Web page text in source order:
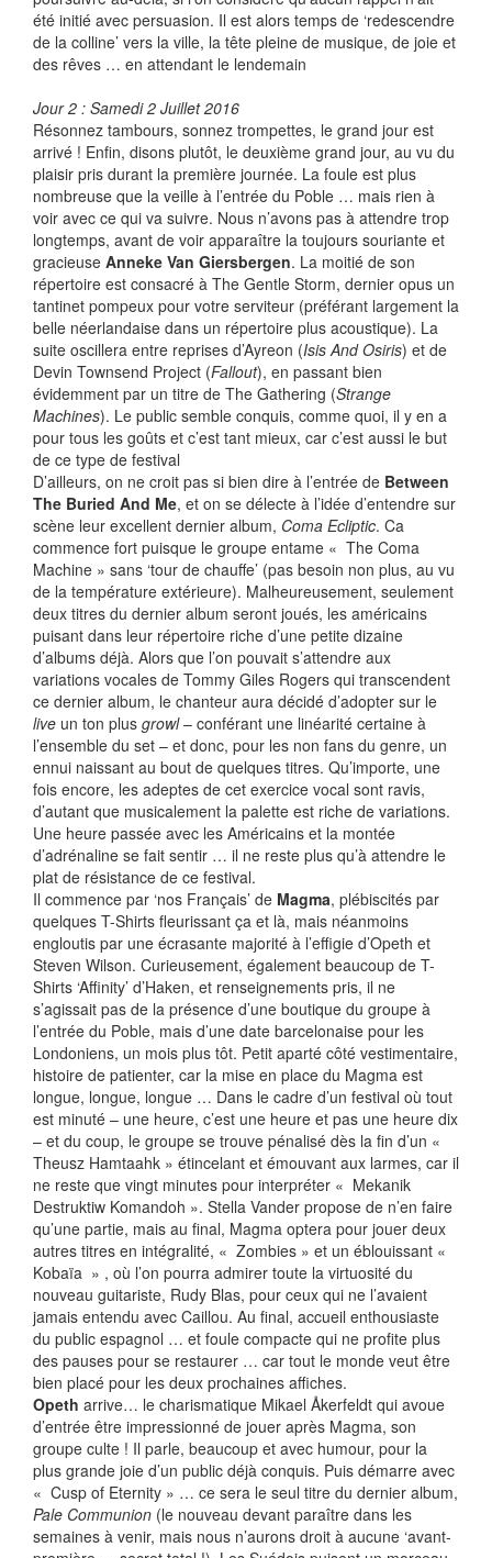
été initié avec persuasion. Il est alors temps de ‘redescendre
de la colline’ vers la ville, la tête pleine de musique, de joie et
des rêves … en attendant le lendemain
Jour 2 : Samedi 2 Juillet 2016
Résonnez tambours, sonnez trompettes, le grand jour est
arrivé ! Enfin, disons plutôt, le deuxième grand jour, au vu du
plaisir pris durant la première journée. La foule est plus
nombreuse que la veille à l’entrée du Poble … mais rien à
voir avec ce qui va suivre. Nous n’avons pas à attendre trop
longtemps, avant de voir apparaître la toujours souriante et
gracieuse Anneke Van Giersbergen. La moitié de son
répertoire est consacré à The Gentle Storm, dernier opus un
tantinet pompeux pour votre serviteur (préférant largement la
belle néerlandaise dans un répertoire plus acoustique). La
suite oscillera entre reprises d’Ayreon (Isis And Osiris) et de
Devin Townsend Project (Fallout), en passant bien
évidemment par un titre de The Gathering (Strange
Machines). Le public semble conquis, comme quoi, il y en a
pour tous les goûts et c’est tant mieux, car c’est aussi le but
de ce type de festival
D’ailleurs, on ne croit pas si bien dire à l’entrée de Between
The Buried And Me, et on se délecte à l’idée d’entendre sur
scène leur excellent dernier album, Coma Ecliptic. Ca
commence fort puisque le groupe entame « The Coma
Machine » sans ‘tour de chauffe’ (pas besoin non plus, au vu
de la température extérieure). Malheureusement, seulement
deux titres du dernier album seront joués, les américains
puisant dans leur répertoire riche d’une petite dizaine
d’albums déjà. Alors que l’on pouvait s’attendre aux
variations vocales de Tommy Giles Rogers qui transcendent
ce dernier album, le chanteur aura décidé d’adopter sur le
live un ton plus growl– conférant une linéarité certaine à
l’ensemble du set – et donc, pour les non fans du genre, un
ennui naissant au bout de quelques titres. Qu’importe, une
fois encore, les adeptes de cet exercice vocal sont ravis,
d’autant que musicalement la palette est riche de variations.
Une heure passée avec les Américains et la montée
d’adrénaline se fait sentir … il ne reste plus qu’à attendre le
plat de résistance de ce festival.
Il commence par ‘nos Français’ de Magma, plébiscités par
quelques T-Shirts fleurissant ça et là, mais néanmoins
engloutis par une écrasante majorité à l’effigie d’Opeth et
Steven Wilson. Curieusement, également beaucoup de T-
Shirts ‘Affinity’ d’Haken, et renseignements pris, il ne
s’agissait pas de la présence d’une boutique du groupe à
l’entrée du Poble, mais d’une date barcelonaise pour les
Londoniens, un mois plus tôt. Petit aparté côté vestimentaire,
histoire de patienter, car la mise en place du Magma est
longue, longue, longue … Dans le cadre d’un festival où tout
est minuté – une heure, c’est une heure et pas une heure dix
– et du coup, le groupe se trouve pénalisé dès la fin d’un «
Theusz Hamtaahk » étincelant et émouvant aux larmes, car il
ne reste que vingt minutes pour interpréter « Mekanik
Destruktiw Komandoh ». Stella Vander propose de n’en faire
qu’une partie, mais au final, Magma optera pour jouer deux
autres titres en intégralité, « Zombies » et un éblouissant «
Kobaïa » , où l’on pourra admirer toute la virtuosité du
nouveau guitariste, Rudy Blas, pour ceux qui ne l’avaient
jamais entendu avec Caillou. Au final, accueil enthousiaste
du public espagnol … et foule compacte qui ne profite plus
des pauses pour se restaurer … car tout le monde veut être
bien placé pour les deux prochaines affiches.
Opeth arrive… le charismatique Mikael Åkerfeldt qui avoue
d’entrée être impressionné de jouer après Magma, son
groupe culte ! Il parle, beaucoup et avec humour, pour la
plus grande joie d’un public déjà conquis. Puis démarre avec
« Cusp of Eternity » … ce sera le seul titre du dernier album,
Pale Communion (le nouveau devant paraître dans les
semaines à venir, mais nous n’aurons droit à aucune ‘avant-